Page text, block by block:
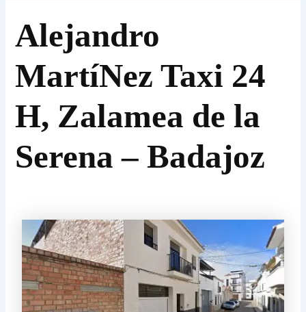
Alejandro
MartíNez Taxi 24
H, Zalamea de la
Serena – Badajoz